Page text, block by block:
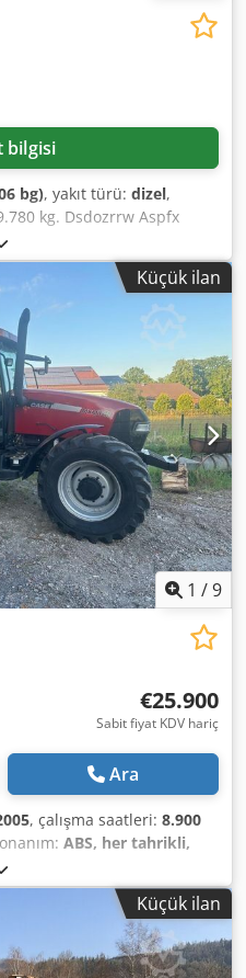
bilgisi
bg), yakıt türü: dizel,
kg. Dsdozrrw Aspfx
KEY-TEC Satış ile
Küçük ilan
1 /9
€25.900
Sabit fiyat KDV hariç
Ara
, çalışma saatleri: 8.900
ABS, her tahrikli,
kg Uzunluk: 4.692 mm
mm Dingil mesafesi:
144 hp Anma hızı: 2.200
sayısı: 6 Deplasman:
tekerlekten çekiş
Küçük ilan